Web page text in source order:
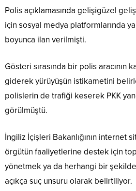
Polis açıklamasında gelişigüzel
için sosyal medya platformlarında
boyunca ilan verilmişti.
Gösteri sırasında bir polis aracının
giderek yürüyüşün istikametini
polislerin de trafiği keserek PKK
görülmüştü.
İngiliz İçişleri Bakanlığının internet
örgütün faaliyetlerine destek için
yönetmek ya da herhangi bir şekilde
açıkça suç unsuru olarak belirtiliyor.